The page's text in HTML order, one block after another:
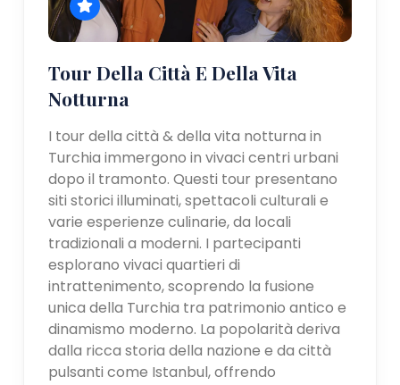
Tour Della Città E Della Vita
Notturna
I tour della città & della vita notturna in
Turchia immergono in vivaci centri urbani
dopo il tramonto. Questi tour presentano
siti storici illuminati, spettacoli culturali e
varie esperienze culinarie, da locali
tradizionali a moderni. I partecipanti
esplorano vivaci quartieri di
intrattenimento, scoprendo la fusione
unica della Turchia tra patrimonio antico e
dinamismo moderno. La popolarità deriva
dalla ricca storia della nazione e da città
pulsanti come Istanbul, offrendo